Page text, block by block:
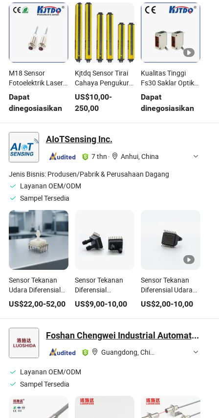
M18 Sensor
Fotoelektrik Laser
(Bilah Melalui)
Setara dengan
E3rb-Tn21
Dapat
dinegosiasikan
Kjtdq Sensor Tirai
Cahaya Pengukur
Keamanan
US$10,00-
250,00
Kualitas Tinggi
Fs30 Saklar Optik
Difus, Sensor
Fotoelektrik
Dapat
dinegosiasikan
AIoTSensing Inc.
7 thn ·
Anhui, China
Jenis Bisnis: Produsen/Pabrik & Perusahaan Dagang
Layanan OEM/ODM
Sampel Tersedia
Sensor Tekanan
Udara Diferensial
Papan Keramik
Presisi Tinggi untuk
Pengukuran Akurat
US$22,00-52,00
Sensor Tekanan
Diferensial
Piezoresistif Silikon
Pabrik China
US$9,00-10,00
Sensor Tekanan
Diferensial Udara
Asli Baru yang
Tahan Lama dan
Efisien Tinggi
US$2,00-10,00
Foshan Chengwei Industrial Automation Co., Ltd.
Guangdong, China
Layanan OEM/ODM
Sampel Tersedia